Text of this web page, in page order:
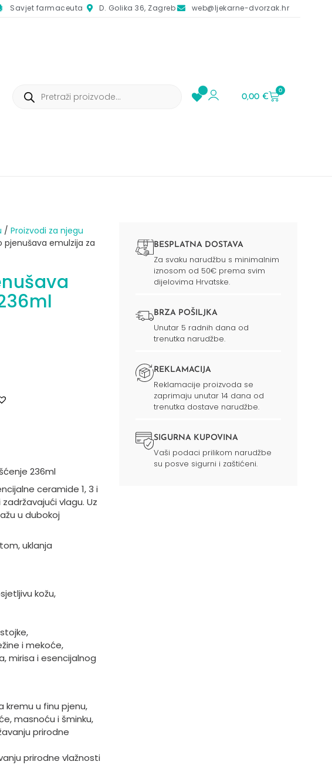
Savjet farmaceuta D. Golika 36, Zagreb web@ljekarne-dvorzak.hr
0,00€
0
/ Proizvodi za njegu
pjenušava emulzija za
236ml
ceramide 1, 3 i
vlagu. Uz
u dubokoj
uklanja
kožu,
i mekoće,
mirisa i esencijalnog
kremu u finu pjenu,
masnoću i šminku,
prirodne
prirodne vlažnosti
BESPLATNA DOSTAVA
Za svaku narudžbu s minimalnim
iznosom od 50€ prema svim
dijelovima Hrvatske.
BRZA POŠILJKA
Unutar 5 radnih dana od
trenutka narudžbe.
REKLAMACIJA
Reklamacije proizvoda se
zaprimaju unutar 14 dana od
trenutka dostave narudžbe.
SIGURNA KUPOVINA
Vaši podaci prilikom narudžbe
su posve sigurni i zaštićeni.